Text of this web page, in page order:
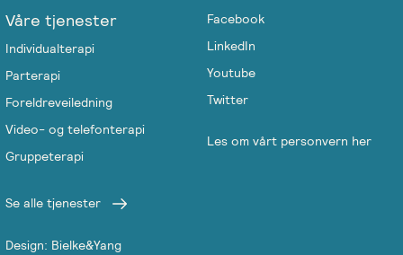
Våre tjenester
Individualterapi
Parterapi
Foreldreveiledning
Video- og telefonterapi
Gruppeterapi
Se alle tjenester
Facebook
LinkedIn
Youtube
Twitter
Les om vårt personvern her
Design: Bielke&Yang